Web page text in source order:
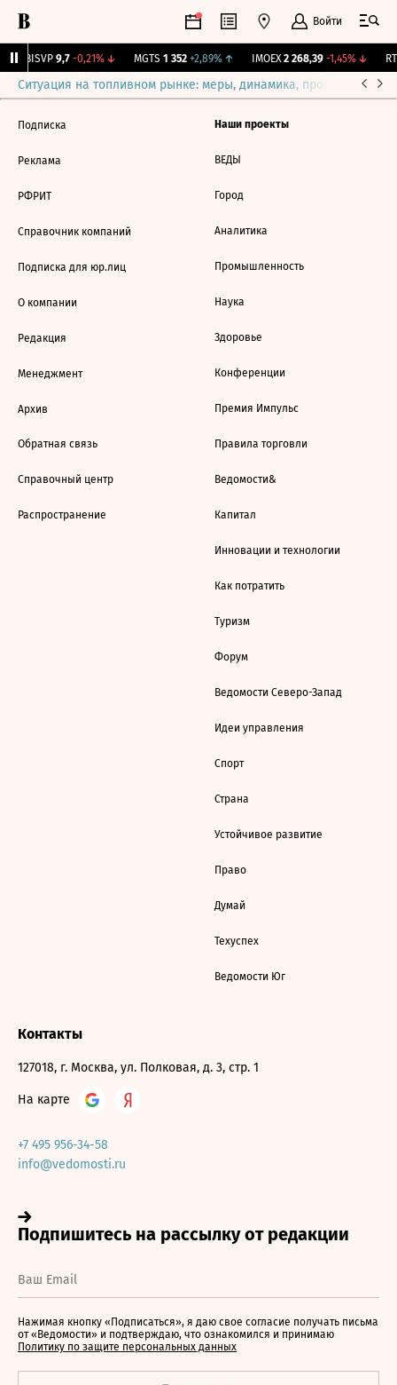
Войти
BISVP 9,7 -0,21%↓ MGTS 1 352 +2,89%↑ IMOEX 2 268,39 -1,45%↓
Ситуация на топливном рынке: меры, динамика, прогнозы
Подписка
Реклама
РФРИТ
Справочник компаний
Подписка для юр.лиц
О компании
Редакция
Менеджмент
Архив
Обратная связь
Справочный центр
Распространение
Наши проекты
ВЕДЫ
Город
Аналитика
Промышленность
Наука
Здоровье
Конференции
Премия Импульс
Правила торговли
Ведомости&
Капитал
Инновации и технологии
Как потратить
Туризм
Форум
Ведомости Северо-Запад
Идеи управления
Спорт
Страна
Устойчивое развитие
Право
Думай
Техуспех
Ведомости Юг
Контакты
127018, г. Москва, ул. Полковая, д. 3, стр. 1
На карте
+7 495 956-34-58
info@vedomosti.ru
Нажимая кнопку «Подписаться», я даю свое согласие получать письма
от «Ведомости» и подтверждаю, что ознакомился и принимаю
Политику по защите персональных данных